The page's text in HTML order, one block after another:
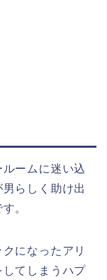
ームに迷い込
らしく助け出
。
になったアリ
てしまうハプ